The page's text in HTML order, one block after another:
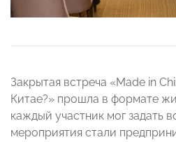
Закрытая встреча «Made in
Китае?» прошла в формате
каждый участник мог задать
мероприятия стали